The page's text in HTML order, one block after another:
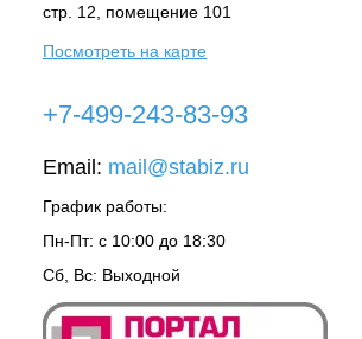
стр. 12, помещение 101
Посмотреть на карте
+7-499-243-83-93
Email: mail@stabiz.ru
График работы:
Пн-Пт: с 10:00 до 18:30
Сб, Вс: Выходной